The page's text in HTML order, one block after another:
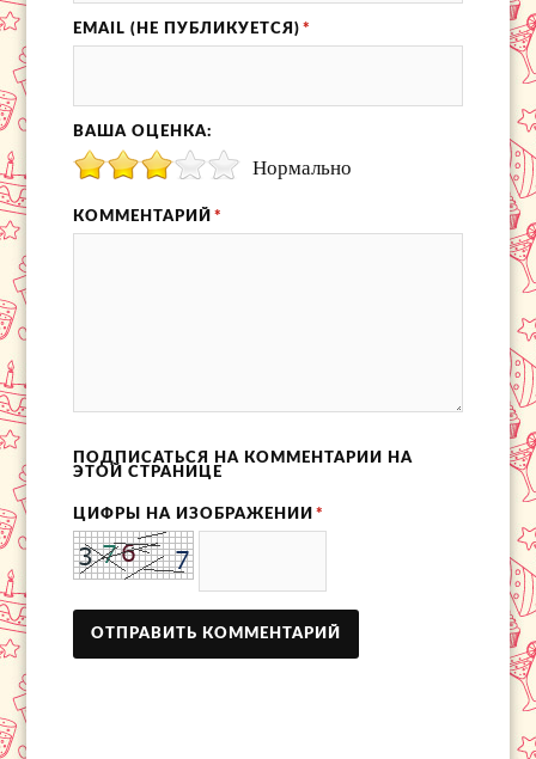
EMAIL (НЕ ПУБЛИКУЕТСЯ) *
ВАША ОЦЕНКА:
Нормально
КОММЕНТАРИЙ *
ПОДПИСАТЬСЯ НА КОММЕНТАРИИ НА
ЭТОЙ СТРАНИЦЕ
ЦИФРЫ НА ИЗОБРАЖЕНИИ *